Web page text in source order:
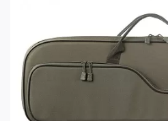
Тюнинг оружия и ЗИП
Обувь
Тактическое снаряжение